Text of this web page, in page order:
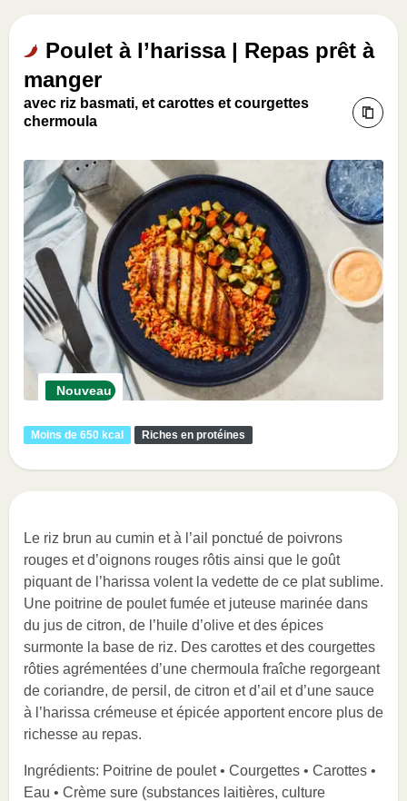
Poulet à l’harissa | Repas prêt à
manger
avec riz basmati, et carottes et courgettes
chermoula
Nouveau
Moins de 650 kcal Riches en protéines
Le riz brun au cumin et à l’ail ponctué de poivrons
rouges et d’oignons rouges rôtis ainsi que le goût
piquant de l’harissa volent la vedette de ce plat sublime.
Une poitrine de poulet fumée et juteuse marinée dans
du jus de citron, de l’huile d’olive et des épices
surmonte la base de riz. Des carottes et des courgettes
rôties agrémentées d’une chermoula fraîche regorgeant
de coriandre, de persil, de citron et d’ail et d’une sauce
à l’harissa crémeuse et épicée apportent encore plus de
richesse au repas.
Ingrédients: Poitrine de poulet • Courgettes • Carottes •
Eau • Crème sure (substances laitières, culture